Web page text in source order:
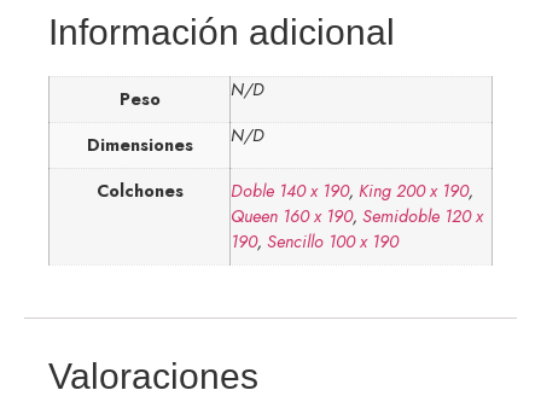
Información adicional
Peso N/D
Dimensiones N/D
Colchones Doble 140 x 190, King 200 x 190,
Queen 160 x 190, Semidoble 120 x
190, Sencillo 100 x 190
Valoraciones